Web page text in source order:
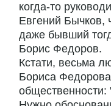
когда-то
Евгений Бычков,
даже бывший
Борис Федоров.
Кстати, весьма
Бориса
общественности: